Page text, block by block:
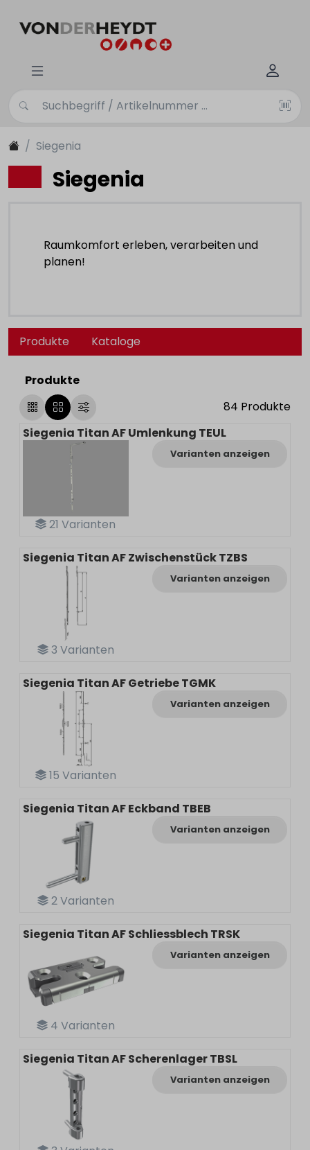
Siegenia
Siegenia
Raumkomfort erleben, verarbeiten und
planen!
Produkte Kataloge
Produkte
84 Produkte
21 Varianten
Siegenia Titan AF Umlenkung TEUL
Varianten anzeigen
3 Varianten
Siegenia Titan AF Zwischenstück TZBS
Varianten anzeigen
15 Varianten
Siegenia Titan AF Getriebe TGMK
Varianten anzeigen
2Varianten
Siegenia Titan AF Eckband TBEB
Varianten anzeigen
4 Varianten
Siegenia Titan AF Schliessblech TRSK
Varianten anzeigen
Siegenia Titan AF Scherenlager TBSL
Varianten anzeigen